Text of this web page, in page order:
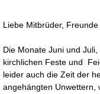
Liebe Mitbrüder,
Die Monate Juni und
kirchlichen Feste und
leider auch die Zeit der
angehängten Unwettern,